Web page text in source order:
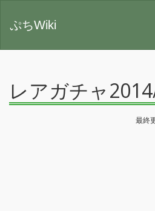
ぷちWiki
レアガチャ
最終